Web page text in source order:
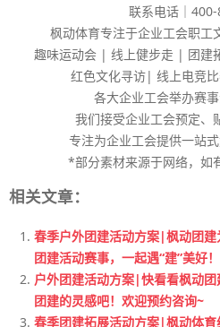
联系电话｜
枫动体育专注于企业工会职工
趣味运动会 | 线上健步走 | 团建
红色文化寻访| 线上电竞
各大企业工会举办赛
我们接受企业工会预定、
专注为企业工会提供一站
*部分素材来源于网络，如
相关文章：
春季户外团建活动方案|枫动团
团建活动赛事，一起遇“建”美好
户外团建活动方案|快看看枫动
团建的灵感吧！欢迎预约咨询~
春季团建拓展活动方案|枫动体